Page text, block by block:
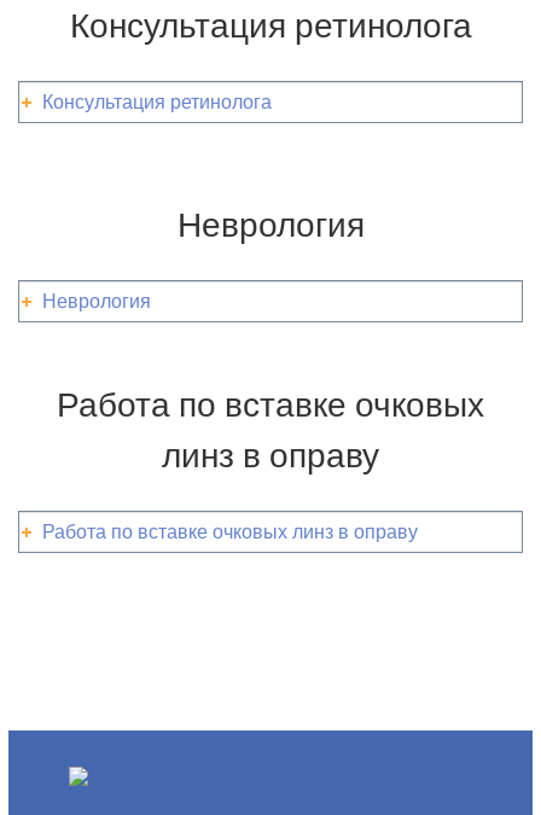
Консультация ретинолога
Консультация ретинолога
Неврология
Неврология
Работа по вставке очковых
линз в оправу
Работа по вставке очковых линз в оправу
Яндекс.Карты